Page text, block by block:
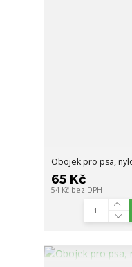
Obojek pro psa,
65 Kč
54 Kč bez DPH